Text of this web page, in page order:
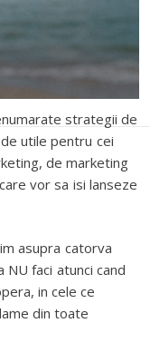
strategii de
utile pentru cei
de marketing
vor sa isi lanseze
asupra catorva
faci atunci cand
in cele ce
din toate